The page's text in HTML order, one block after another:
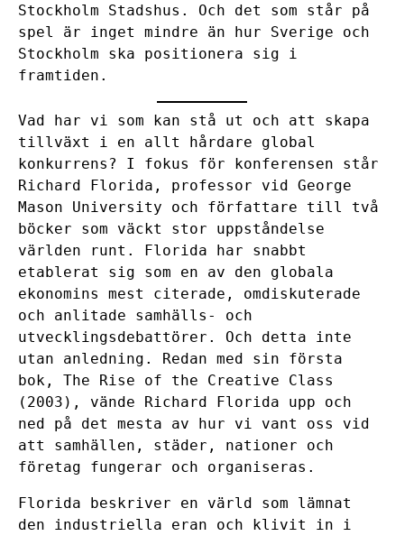
Stockholm Stadshus. Och det som står på
spel är inget mindre än hur Sverige och
Stockholm ska positionera sig i
framtiden.
Vad har vi som kan stå ut och att skapa
tillväxt i en allt hårdare global
konkurrens? I fokus för konferensen står
Richard Florida, professor vid George
Mason University och författare till två
böcker som väckt stor uppståndelse
världen runt. Florida har snabbt
etablerat sig som en av den globala
ekonomins mest citerade, omdiskuterade
och anlitade samhälls- och
utvecklingsdebattörer. Och detta inte
utan anledning. Redan med sin första
bok, The Rise of the Creative Class
(2003), vände Richard Florida upp och
ned på det mesta av hur vi vant oss vid
att samhällen, städer, nationer och
företag fungerar och organiseras.
Florida beskriver en värld som lämnat
den industriella eran och klivit in i